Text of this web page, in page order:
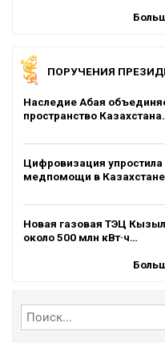
ПОРУЧЕНИЯ
Наследие Абая
пространство
Цифровизация упростила
медпомощи в Казахстане
Новая газовая ТЭЦ
около 500 млн кВт·ч…